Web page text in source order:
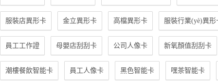
服裝店異形卡 金立異形卡 高檔異形卡 服裝行業(yè)異形
員工工作證 母嬰店刮刮卡 公司人像卡 新氧顏值刮刮卡
潮樓餐飲智能卡 員工人像卡 黑色智能卡 嘿茶智能卡